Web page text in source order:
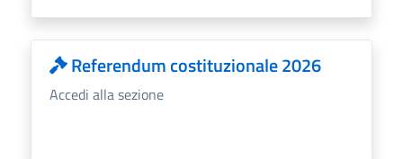
Referendum costituzionale 2026
Accedi alla sezione